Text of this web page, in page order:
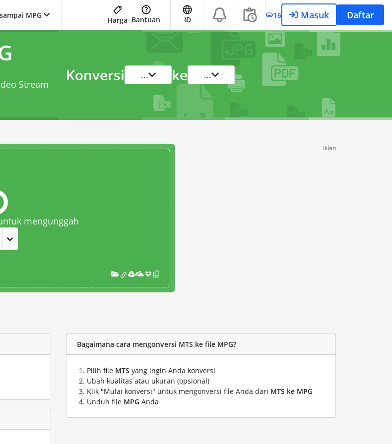
MPG
Harga Bantuan ID 16 Masuk Daftar
Stream
Konversi ... ke ...
mengunggah
Iklan
Bagaimana cara mengonversi MTS ke file MPG?
Pilih file MTS yang ingin Anda konversi
Ubah kualitas atau ukuran (opsional)
Klik "Mulai konversi" untuk mengonversi file Anda dari MTS ke MPG
Unduh file MPG Anda